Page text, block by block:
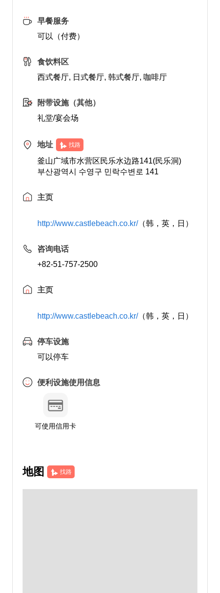
早餐服务
可以（付费）
食饮料区
西式餐厅, 日式餐厅, 韩式餐厅, 咖啡厅
附带设施（其他）
礼堂/宴会场
地址 找路
釜山广域市水营区民乐水边路141(民乐洞)
부산광역시 수영구 민락수변로 141
主页
http://www.castlebeach.co.kr/（韩，英，日）
咨询电话
+82-51-757-2500
主页
http://www.castlebeach.co.kr/（韩，英，日）
停车设施
可以停车
便利设施使用信息
可使用信用卡
地图 找路